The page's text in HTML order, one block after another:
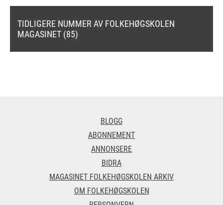
TIDLIGERE NUMMER AV FOLKEHØGSKOLEN
MAGASINET (85)
BLOGG
ABONNEMENT
ANNONSERE
BIDRA
MAGASINET FOLKEHØGSKOLEN ARKIV
OM FOLKEHØGSKOLEN